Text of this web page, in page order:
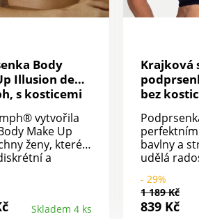
Body
Illusion de
s kosticemi
vytvořila
Make Up
ženy, které
a
Illusion de
je vhodná pod
oblečení. Lehce
Skladem 4 ks
Krajková
bez kostic
bavlny a
udělá
Miss Mary
maximální
- 29%
1 189 Kč
839 Kč